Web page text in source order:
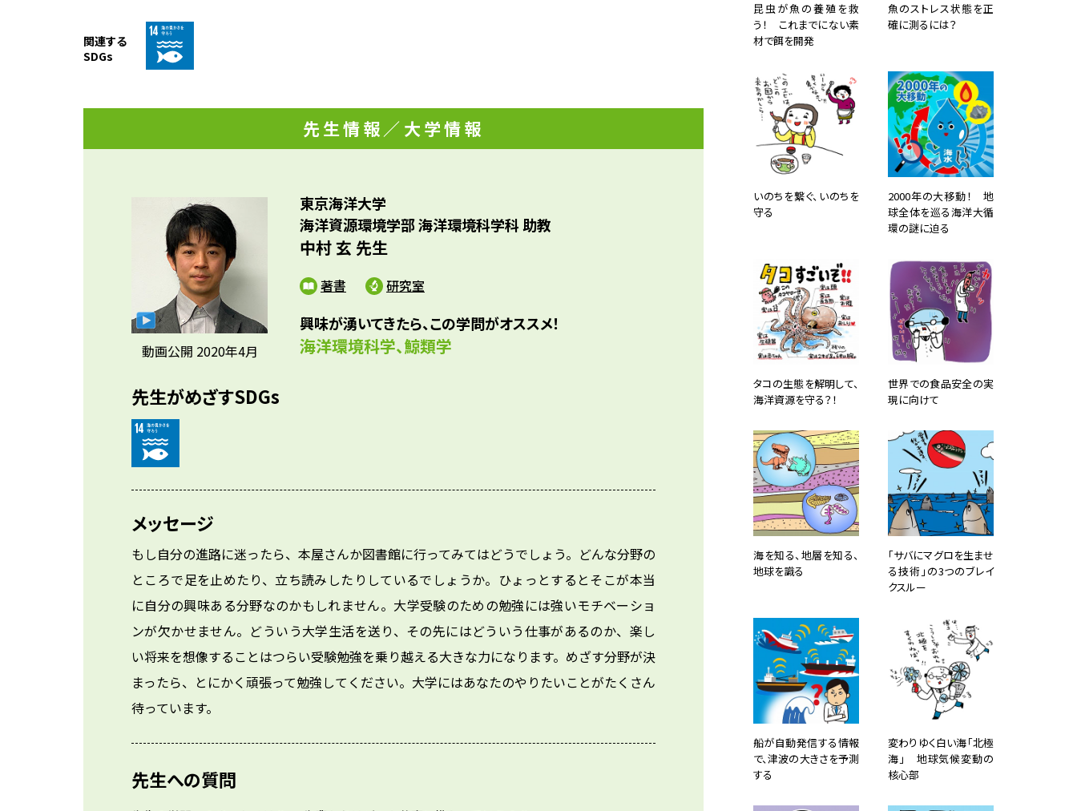
関連する
SDGs
先生情報 ／大学情報
動画公開 2020年4月
東京海洋大学
海洋資源環境学部 海洋環境科学科 助教
中村 玄 先生
著書 研究室
興味が湧いてきたら、この学問がオススメ！
海洋環境科学、鯨類学
先生がめざすSDGs
メッセージ
もし自分の進路に迷ったら、本屋さんか図書館に行ってみてはどうでしょう。どんな分野の
ところで足を止めたり、立ち読みしたりしているでしょうか。ひょっとするとそこが本当
に自分の興味ある分野なのかもしれません。大学受験のための勉強には強いモチベーショ
ンが欠かせません。どういう大学生活を送り、その先にはどういう仕事があるのか、楽し
い将来を想像することはつらい受験勉強を乗り越える大きな力になります。めざす分野が決
まったら、とにかく頑張って勉強してください。大学にはあなたのやりたいことがたくさん
待っています。
先生への質問
先生の学問へのきっかけは？
目の当たりにし、クジラを研究するのは面白そうだと考えたことがあり
ました。しかし、大学受験の頃にはすっかり忘れていて、生き物が勉強
できて家から通えることを条件に大学を決めたのです。3年生の秋、ち
ょうどクジラの研究室ができたのが縁で研究を始めました。人間と同じ
体の仕組みを持ちながら、完全に海で生活しているクジラはとても不思
ラに対する熱意はずっと冷めません。
研究所/水族館/博物館/高校教諭/水産庁/水産試験場/国家・地方公務
員/IT産業他
参考資料
昆虫が魚の養殖を救
う！ これまでにない素
材で餌を開発
魚のストレス状態を正
確に測るには？
いのちを繋ぐ、いのちを
守る
2000年の大移動！ 地
球全体を巡る海洋大循
環の謎に迫る
タコの生態を解明して、
海洋資源を守る？！
世界での食品安全の実
現に向けて
海を知る、地層を知る、
地球を識る
「サバにマグロを生ませ
る技術」の3つのブレイ
クスルー
船が自動発信する情報
で、津波の大きさを予測
する
変わりゆく白い海「北極
海」 地球気候変動の
核心部